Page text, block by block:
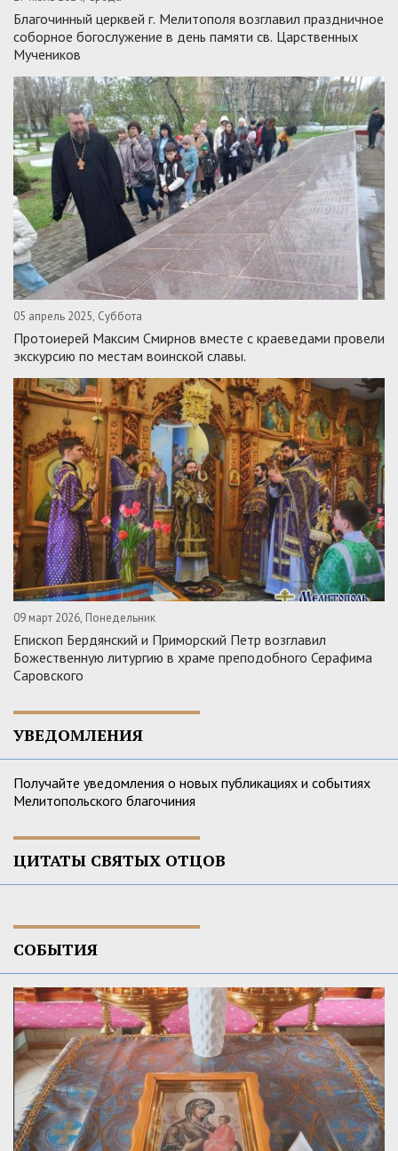
Благочинный церквей г. Мелитополя возглавил праздничное
соборное богослужение в день памяти св. Царственных
Мучеников
05 апрель 2025, Суббота
Протоиерей Максим Смирнов вместе с краеведами провели
экскурсию по местам воинской славы.
09 март 2026, Понедельник
Епископ Бердянский и Приморский Петр возглавил
Божественную литургию в храме преподобного Серафима
Саровского
УВЕДОМЛЕНИЯ
Получайте уведомления о новых публикациях и событиях
Мелитопольского благочиния
ЦИТАТЫ СВЯТЫХ ОТЦОВ
СОБЫТИЯ